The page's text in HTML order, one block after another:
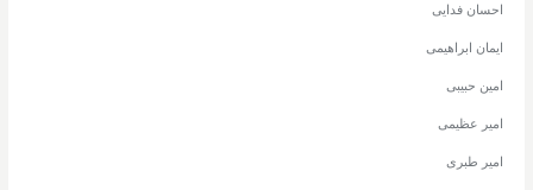
احسان فدایی
ایمان ابراهیمی
امین حبیبی
امیر عظیمی
امیر طبری